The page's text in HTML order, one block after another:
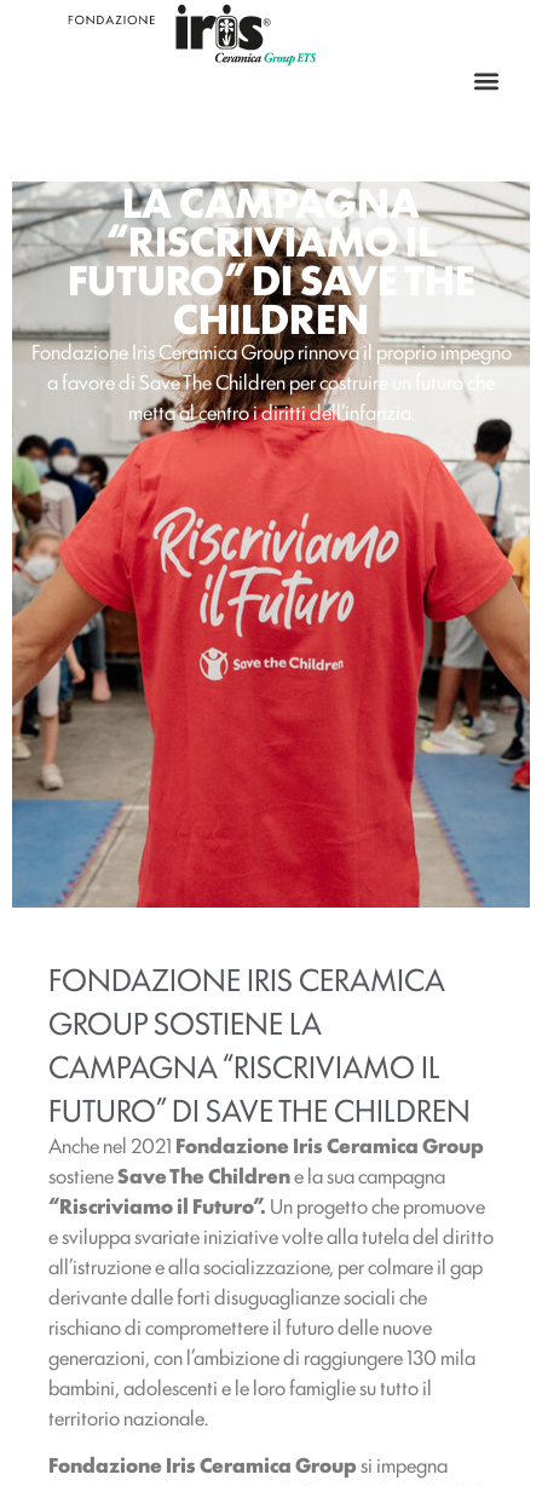
LA CAMPAGNA
“RISCRIVIAMO IL
FUTURO” DI SAVE THE
CHILDREN
Fondazione Iris Ceramica Group rinnova il proprio impegno
a favore di Save The Children per costruire un futuro che
metta al centro i diritti dell’infanzia.
FONDAZIONE IRIS CERAMICA
GROUP SOSTIENE LA
CAMPAGNA “RISCRIVIAMO IL
FUTURO” DI SAVE THE CHILDREN
Anche nel 2021 Fondazione Iris Ceramica Group
sostieneSave The Childrene la sua campagna
“Riscriviamo il Futuro”. Un progetto che promuove
e sviluppa svariate iniziative volte alla tutela del diritto
all’istruzione e alla socializzazione, per colmare il gap
derivante dalle forti disuguaglianze sociali che
rischiano di compromettere il futuro delle nuove
generazioni, con l’ambizione di raggiungere 130 mila
bambini, adolescenti e le loro famiglie su tutto il
territorio nazionale.
Fondazione Iris Ceramica Groupsi impegna